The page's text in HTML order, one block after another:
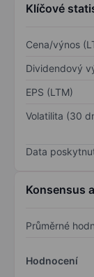
Klíčové
Cena/výnos
Dividendový
EPS (LTM)
Volatilita (30
Data
Konsensus
Průměrné
Hodnocení